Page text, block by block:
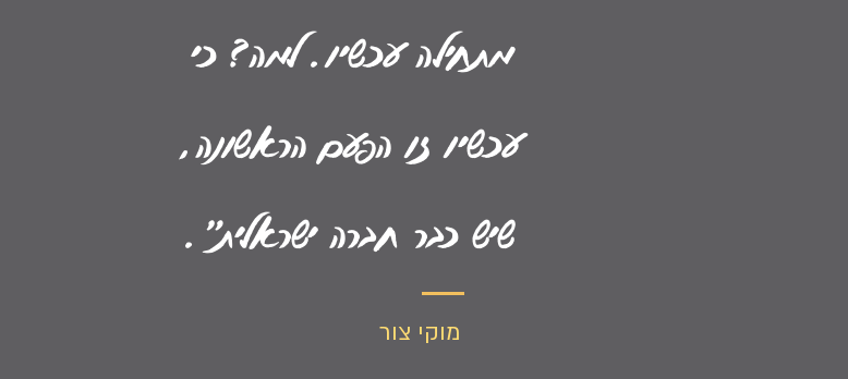
מתחילה עכשיו. למה? כי
עכשיו זו הפעם הראשונה,
שיש כבר חברה ישראלית".
מוקי צור